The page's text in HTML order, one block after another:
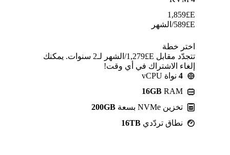
E£
1,859
E£
589/الشهر
اختر خطة
تتجدّد مقابل E£⁦1,279⁩/الشهر لـ2 سنوات. يمكنك
إلغاء الاشتراك في أي وقت!
4 نواة vCPU
16GB RAM
تخزين NVMe بسعة
200GB
نطاق تردّدي 16TB